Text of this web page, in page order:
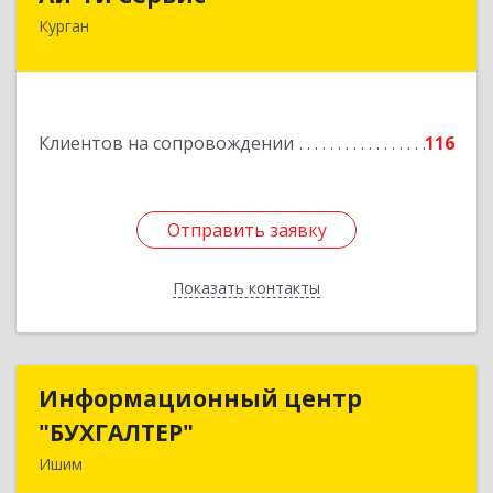
Курган
Клиентов на сопровождении 116
Отправить заявку
Показать контакты
Отправить заявку
Назад
Информационный центр
"БУХГАЛТЕР"
Ишим
Информационный центр